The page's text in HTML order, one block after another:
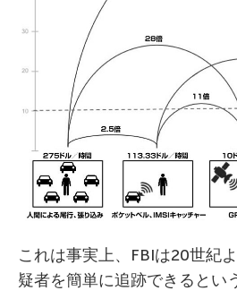
これは事実上、FBIは20世紀
疑者を簡単に追跡できるとい